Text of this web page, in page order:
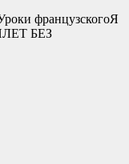
французскогоЯ
БЕЗ